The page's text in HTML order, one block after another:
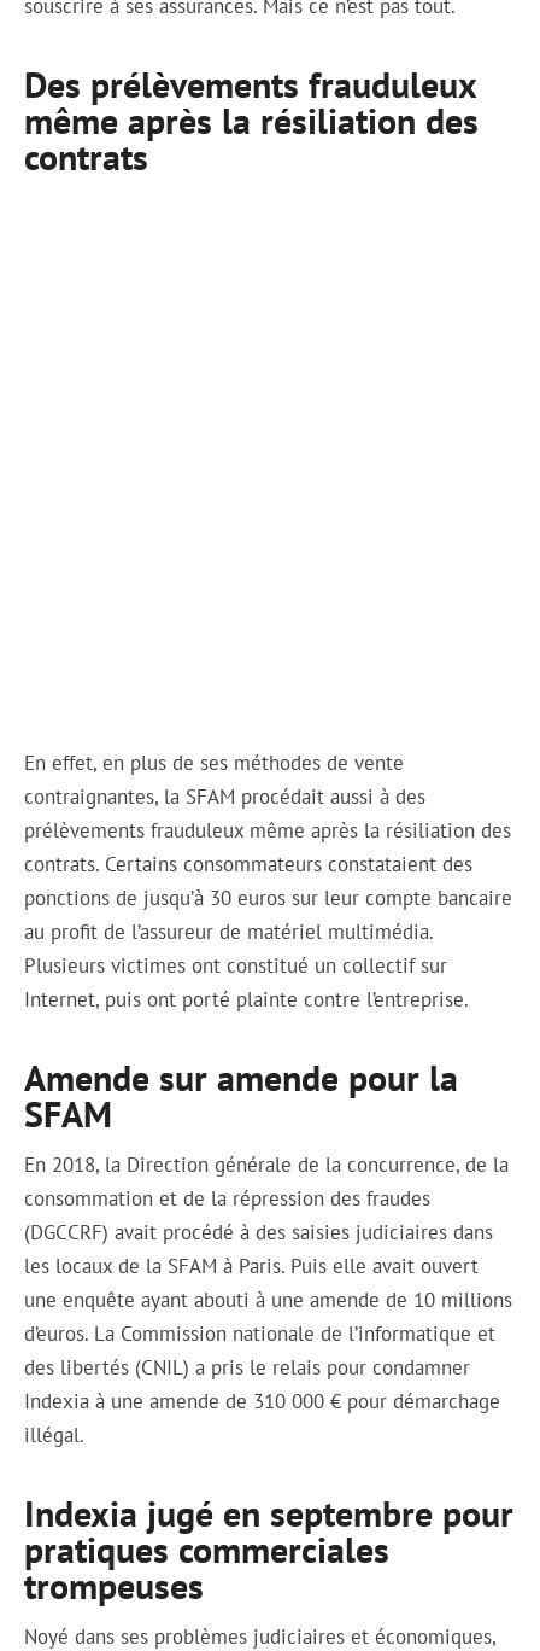
souscrire à ses assurances. Mais ce n’est pas tout.
Des prélèvements frauduleux
même après la résiliation des
contrats
En effet, en plus de ses méthodes de vente
contraignantes, la SFAM procédait aussi à des
prélèvements frauduleux même après la résiliation des
contrats. Certains consommateurs constataient des
ponctions de jusqu’à 30 euros sur leur compte bancaire
au profit de l’assureur de matériel multimédia.
Plusieurs victimes ont constitué un collectif sur
Internet, puis ont porté plainte contre l’entreprise.
Amende sur amende pour la
SFAM
En 2018, la Direction générale de la concurrence, de la
consommation et de la répression des fraudes
(DGCCRF) avait procédé à des saisies judiciaires dans
les locaux de la SFAM à Paris. Puis elle avait ouvert
une enquête ayant abouti à une amende de 10 millions
d’euros. La Commission nationale de l’informatique et
des libertés (CNIL) a pris le relais pour condamner
Indexia à une amende de 310 000 € pour démarchage
illégal.
Indexia jugé en septembre pour
pratiques commerciales
trompeuses
Noyé dans ses problèmes judiciaires et économiques,